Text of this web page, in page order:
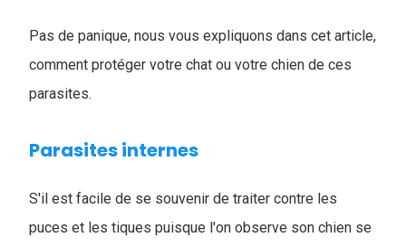
Pas de panique, nous vous expliquons dans cet article,
comment protéger votre chat ou votre chien de ces
parasites.
Parasites internes
S'il est facile de se souvenir de traiter contre les
puces et les tiques puisque l'on observe son chien se